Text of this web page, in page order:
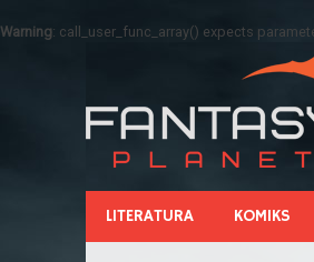
Warning: call_user_func_array() expects
LITERATURA KOMIKS